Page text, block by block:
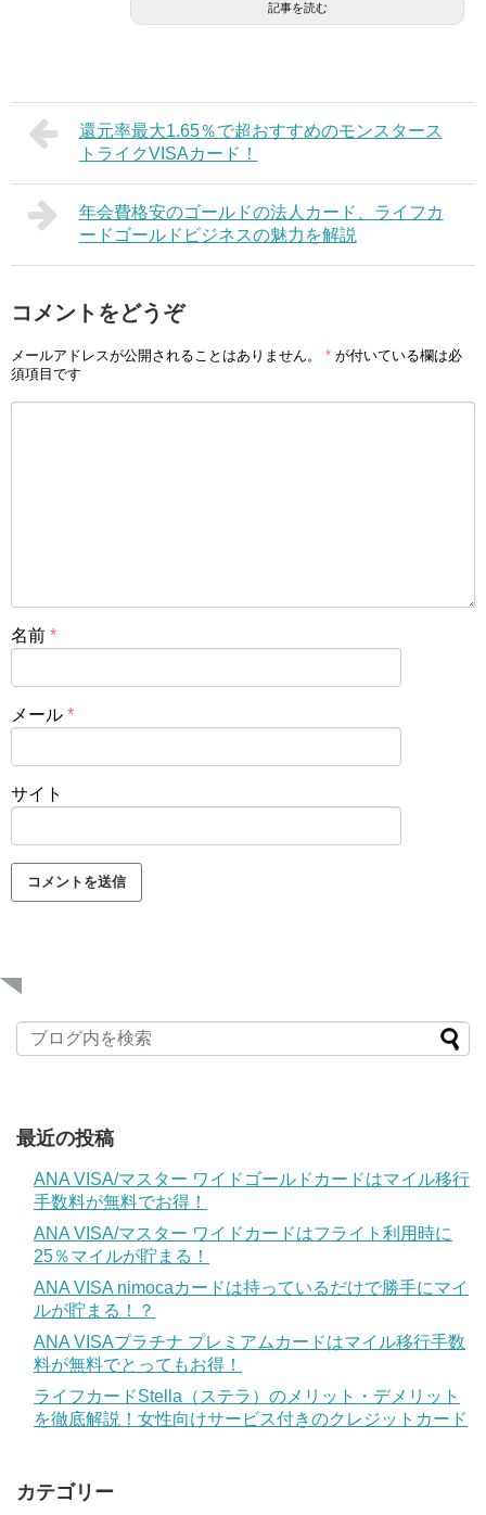
記事を読む
還元率最大1.65％で超おすすめのモンスタース
トライクVISAカード！
年会費格安のゴールドの法人カード、ライフカ
ードゴールドビジネスの魅力を解説
コメントをどうぞ
メールアドレスが公開されることはありません。 * が付いている欄は必
須項目です
名前 *
メール *
サイト
最近の投稿
ANA VISA/マスター ワイドゴールドカードはマイル移行
手数料が無料でお得！
ANA VISA/マスター ワイドカードはフライト利用時に
25％マイルが貯まる！
ANA VISA nimocaカードは持っているだけで勝手にマイ
ルが貯まる！？
ANA VISAプラチナ プレミアムカードはマイル移行手数
料が無料でとってもお得！
ライフカードStella（ステラ）のメリット・デメリット
を徹底解説！女性向けサービス付きのクレジットカード
カテゴリー